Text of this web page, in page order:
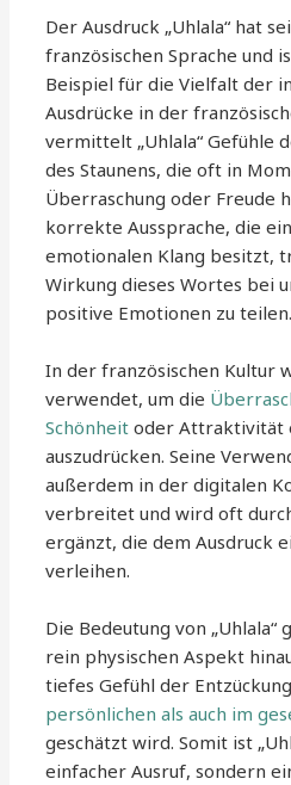
Der Ausdruck „Uhlala“ hat
französischen Sprache und
Beispiel für die Vielfalt der
Ausdrücke in der
vermittelt „Uhlala“ Gefühle
des Staunens, die oft in
Überraschung oder Freude
korrekte Aussprache, die
emotionalen Klang besitzt,
Wirkung dieses Wortes bei
positive Emotionen zu teilen.
In der französischen Kultur
verwendet, um die
Schönheit oder Attraktivität
auszudrücken. Seine
außerdem in der digitalen
verbreitet und wird oft
ergänzt, die dem Ausdruck
verleihen.
Die Bedeutung von
rein physischen Aspekt
tiefes Gefühl der
persönlichen als auch im
geschätzt wird. Somit ist
einfacher Ausruf, sondern